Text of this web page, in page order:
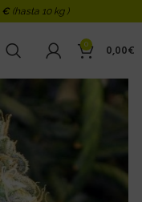
€ (hasta 10 kg )
0 0,00€